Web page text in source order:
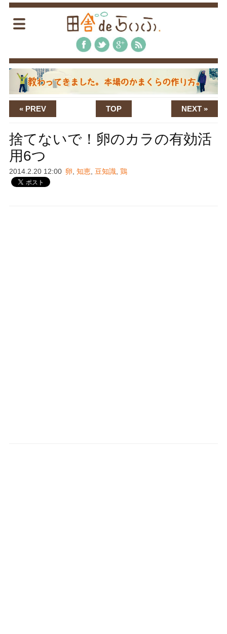
« PREV TOP NEXT »
捨てないで！卵のカラの有効活
用6つ
2014.2.20 12:00 卵 知恵, 豆知識, 鶏